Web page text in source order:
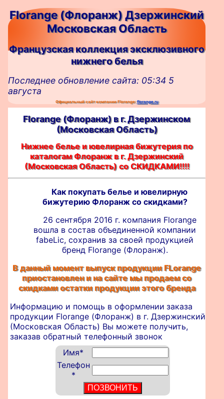
Florange (Флоранж) Дзержинский
Московская Область
Французская коллекция эксклюзивного
нижнего белья
Последнее обновление сайта: 05:34 5
августа
Официальный сайт компании Florange:florange.ru
Florange (Флоранж) в г. Дзержинском
(Московская Область)
Нижнее белье и ювелирная бижутерия по
каталогам Флоранж в г. Дзержинский
(Московская Область) со СКИДКАМИ!!!!
Как покупать белье и ювелирную
бижутерию Флоранж со скидками?
26 сентября 2016 г. компания Florange
вошла в состав объединенной компании
fabeLic, сохранив за своей продукцией
бренд Florange (Флоранж).
В данный момент выпуск продукции FLorange
приостановлен и на сайте мы продаем со
скидками остатки продукции этого бренда
Информацию и помощь в оформлении заказа
продукции Florange (Флоранж) в г. Дзержинский
(Московская Область) Вы можете получить,
заказав обратный телефонный звонок
Имя*
Телефон
*